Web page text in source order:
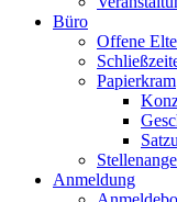
Büro
Offene
Papierkram
Anmeldung